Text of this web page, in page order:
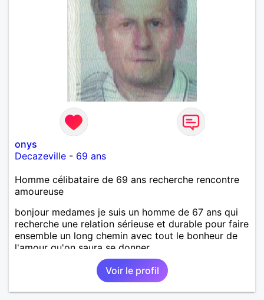
onys
Decazeville - 69 ans
Homme célibataire de 69 ans recherche rencontre
amoureuse
bonjour medames je suis un homme de 67 ans qui
recherche une relation sérieuse et durable pour faire
ensemble un long chemin avec tout le bonheur de
l'amour qu'on saura se donner.
Voir le profil